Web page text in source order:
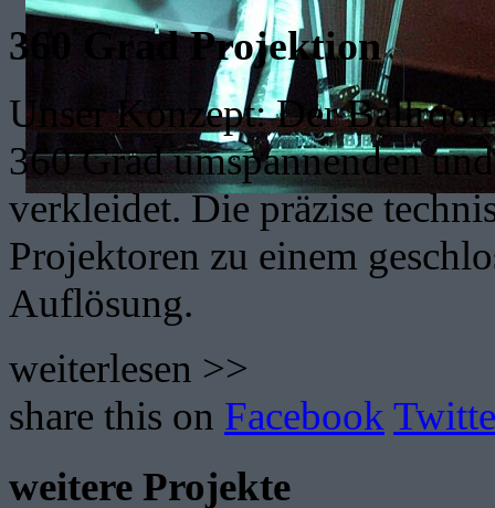
360 Grad Projektion
Unser Konzept: Der
360 Grad umspannenden
verkleidet. Die präzise
Projektoren zu einem
Auflösung.
weiterlesen >>
share this on Facebook
weitere Projekte